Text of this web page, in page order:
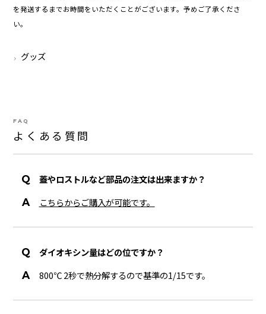
を発送するまでお時間をいただくことがございます。予めご了承くださ
い。
グッズ
FAQ
よくある質問
蓋やロストルなど部品の注文は出来ますか？
こちらからご購入が可能です。
ダイオキシン量はどの位ですか？
800℃ 2秒で熱分解するので基準の1/15です。